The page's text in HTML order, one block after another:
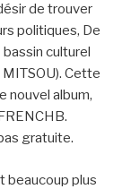
de trouver
politiques, De
bassin culturel
Cette
nouvel album,
gratuite.
beaucoup plus